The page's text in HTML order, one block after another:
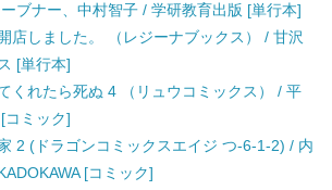
ブナー、中村智子 / 学研教育出版 [単行本]
店しました。 （レジーナブックス） / 甘沢
[単行本]
くれたら死ぬ 4 （リュウコミックス） / 平
コミック]
2 (ドラゴンコミックスエイジ つ-6-1-2) / 内
[コミック]